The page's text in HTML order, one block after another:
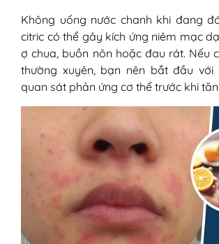
Không uống nước chanh khi đang
citric có thể gây kích ứng niêm mạc
ợ chua, buồn nôn hoặc đau rát. Nếu
thường xuyên, bạn nên bắt đầu với
quan sát phản ứng cơ thể trước khi